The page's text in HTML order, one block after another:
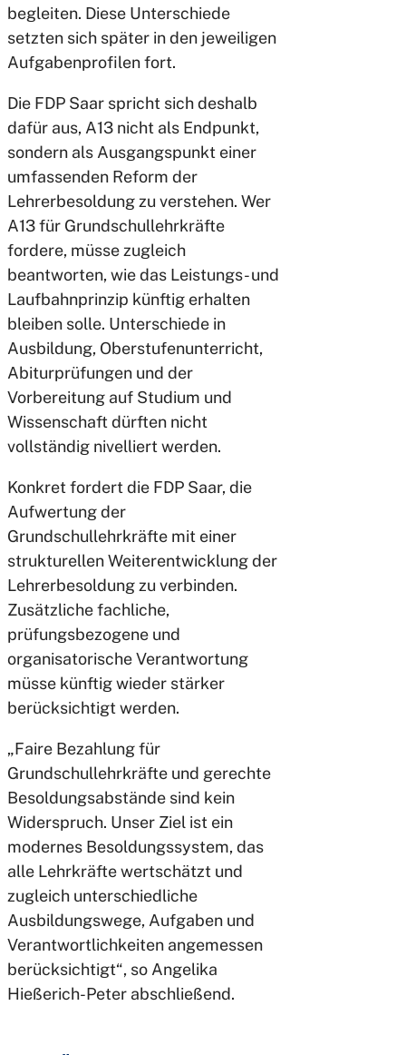
begleiten. Diese Unterschiede
setzten sich später in den jeweiligen
Aufgabenprofilen fort.
Die FDP Saar spricht sich deshalb
dafür aus, A13 nicht als Endpunkt,
sondern als Ausgangspunkt einer
umfassenden Reform der
Lehrerbesoldung zu verstehen. Wer
A13 für Grundschullehrkräfte
fordere, müsse zugleich
beantworten, wie das Leistungs- und
Laufbahnprinzip künftig erhalten
bleiben solle. Unterschiede in
Ausbildung, Oberstufenunterricht,
Abiturprüfungen und der
Vorbereitung auf Studium und
Wissenschaft dürften nicht
vollständig nivelliert werden.
Konkret fordert die FDP Saar, die
Aufwertung der
Grundschullehrkräfte mit einer
strukturellen Weiterentwicklung der
Lehrerbesoldung zu verbinden.
Zusätzliche fachliche,
prüfungsbezogene und
organisatorische Verantwortung
müsse künftig wieder stärker
berücksichtigt werden.
„Faire Bezahlung für
Grundschullehrkräfte und gerechte
Besoldungsabstände sind kein
Widerspruch. Unser Ziel ist ein
modernes Besoldungssystem, das
alle Lehrkräfte wertschätzt und
zugleich unterschiedliche
Ausbildungswege, Aufgaben und
Verantwortlichkeiten angemessen
berücksichtigt“, so Angelika
Hießerich-Peter abschließend.